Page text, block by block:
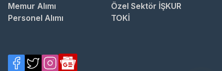
Memur Alımı
Özel Sektör İŞKUR
Personel Alımı
TOKİ